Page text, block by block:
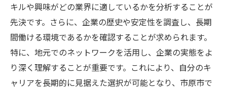
キルや興味がどの業界に適しているかを分析することが
先決です。さらに、企業の歴史や安定性を調査し、長期
間働ける環境であるかを確認することが求められます。
特に、地元でのネットワークを活用し、企業の実態をよ
り深く理解することが重要です。これにより、自分のキ
ャリアを長期的に見据えた選択が可能となり、市原市で